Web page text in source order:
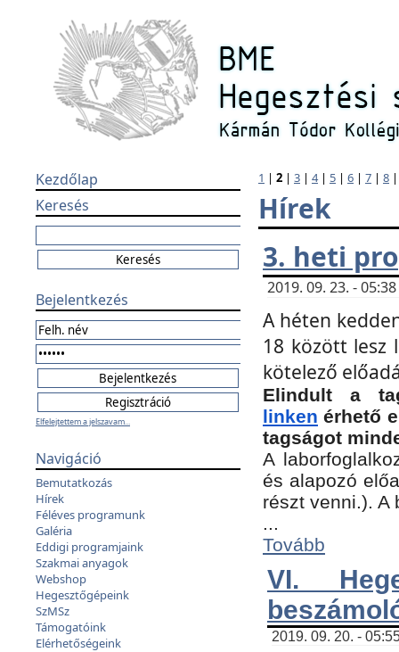
Kezdőlap
Keresés
Bejelentkezés
Elfelejtettem a jelszavam...
Navigáció
Bemutatkozás
Hírek
Féléves programunk
Galéria
Eddigi programjaink
Szakmai anyagok
Webshop
Hegesztőgépeink
SzMSz
Támogatóink
Elérhetőségeink
1 | 2 | 3 | 4| 5 | 6 | 7 | 8
Hírek
3. heti
2019. 09. 23. -
A héten
18 között lesz
kötelező
Elindult a
linken érhető
tagságot
A
és alapozó
részt venni.).
...
Tovább
VI.
2019. 09. 20. -